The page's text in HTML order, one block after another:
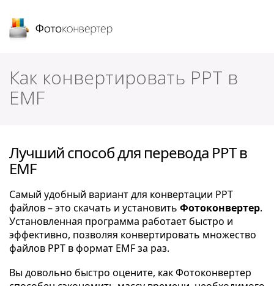
Как конвертировать PPT в
EMF
Лучший способ для перевода PPT в
EMF
Самый удобный вариант для конвертации PPT
файлов – это скачать и установить Фотоконвертер.
Установленная программа работает быстро и
эффективно, позволяя конвертировать множество
файлов PPT в формат EMF за раз.
Вы довольно быстро оцените, как Фотоконвертер